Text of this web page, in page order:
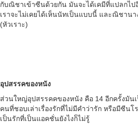
กับณิชาเข้าซีนด้วยกัน มันจะได้เคมีที่แปลกไ
เราจะไม่เคยได้เห็นนัทเป็นแบบนี้ และณิชานา
(หัวเราะ)
อุปสรรคของหนัง
ส่วนใหญ่อุปสรรคคของหนัง คือ 14 อีกครั้งมัน
คนที่ชอบเล่าเรื่องรักที่ไม่มีคำว่ารัก หรือมีซีน
เป็นรักที่เป็นแอคชั่นยังไงก็ไม่รู้